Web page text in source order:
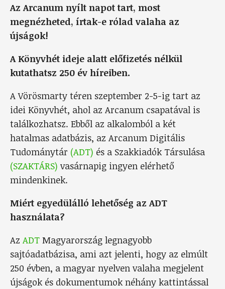
Az Arcanum nyílt napot tart, most
megnézheted, írtak-e rólad valaha az
újságok!
A Könyvhét ideje alatt előfizetés nélkül
kutathatsz 250 év híreiben.
A Vörösmarty téren szeptember 2-5-ig tart az
idei Könyvhét, ahol az Arcanum csapatával is
találkozhatsz. Ebből az alkalomból a két
hatalmas adatbázis, az Arcanum Digitális
Tudománytár (ADT) és a Szakkiadók Társulása
(SZAKTÁRS) vasárnapig ingyen elérhető
mindenkinek.
Miért egyedülálló lehetőség az ADT
használata?
Az ADT Magyarország legnagyobb
sajtóadatbázisa, ami azt jelenti, hogy az elmúlt
250 évben, a magyar nyelven valaha megjelent
újságok és dokumentumok néhány kattintással